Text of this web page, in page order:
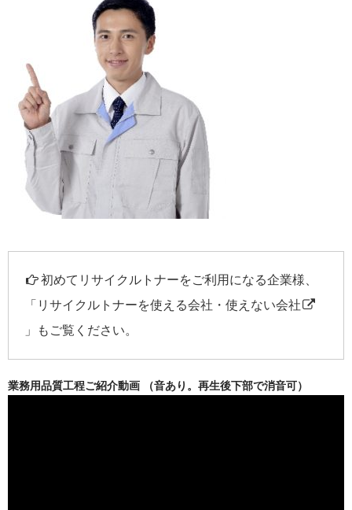
初めてリサイクルトナーをご利用になる企業様、
「 リサイクルトナーを使える会社・使えない会社
」もご覧ください。
業務用品質工程ご紹介動画 （音あり。再生後下部で消音可）